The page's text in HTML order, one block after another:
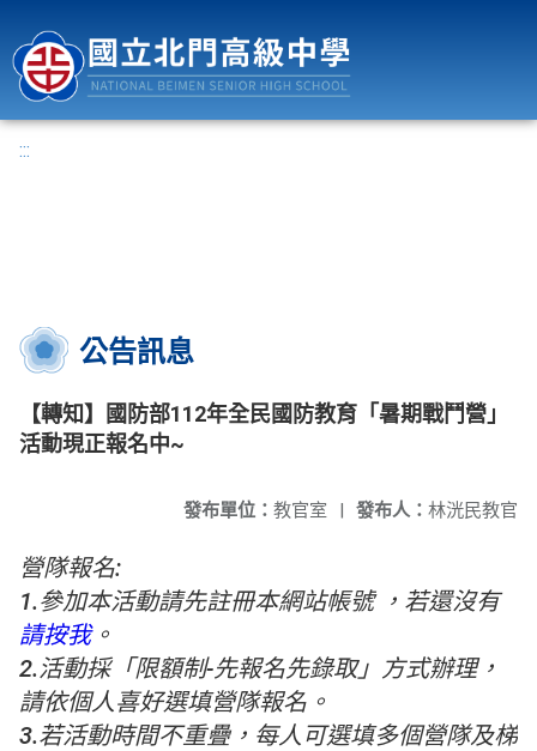
:::
公告訊息
【轉知】國防部112年全民國防教育「暑期戰鬥營」
活動現正報名中~
發布人： 林洸民教官
發布單位： 教官室 |
營隊報名:
1.參加本活動請先註冊本網站帳號 ，若還沒有
請按我。
2.活動採「限額制-先報名先錄取」方式辦理，
請依個人喜好選填營隊報名。
3.若活動時間不重疊，每人可選填多個營隊及梯